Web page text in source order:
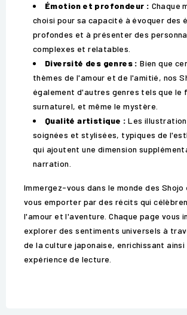
Émotion et profondeur : Chaque
choisi pour sa capacité à évoquer des
profondes et à présenter des
complexes et relatables.
Diversité des genres : Bien que
thèmes de l'amour et de l'amitié, nos
également d'autres genres tels que le
surnaturel, et même le mystère.
Qualité artistique : Les
soignées et stylisées, typiques de
qui ajoutent une dimension
narration.
Immergez-vous dans le monde des
vous emporter par des récits qui
l'amour et l'aventure. Chaque page vous
explorer des sentiments universels à
de la culture japonaise, enrichissant
expérience de lecture.